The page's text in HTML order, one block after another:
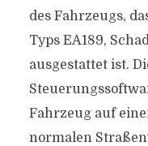
des Fahrzeugs,
Typs EA189,
ausgestattet ist.
Fahrzeug auf
normalen